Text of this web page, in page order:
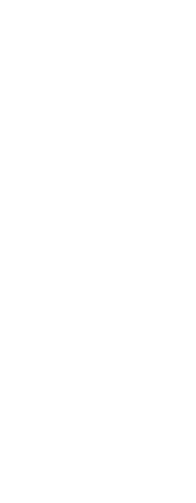
را نداشت، فرایند ثبت‌نام
کسب و کار، جایگاه خود را در آن